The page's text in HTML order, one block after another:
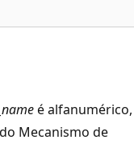
é alfanumérico,
Mecanismo de